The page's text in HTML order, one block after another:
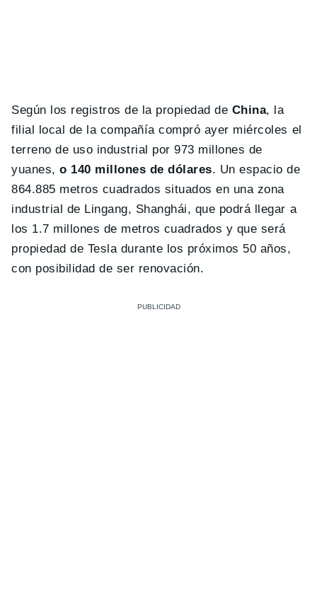
Según los registros de la propiedad de China, la
filial local de la compañía compró ayer miércoles el
terreno de uso industrial por 973 millones de
yuanes,o 140 millones de dólares. Un espacio de
864.885 metros cuadrados situados en una zona
industrial de Lingang, Shanghái, que podrá llegar a
los 1.7 millones de metros cuadrados y que será
propiedad de Tesla durante los próximos 50 años,
con posibilidad de ser renovación.